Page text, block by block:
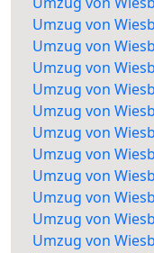
Umzug von
Umzug von
Umzug von
Umzug von
Umzug von
Umzug von
Umzug von
Umzug von
Umzug von
Umzug von
Umzug von